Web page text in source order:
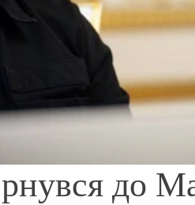
до